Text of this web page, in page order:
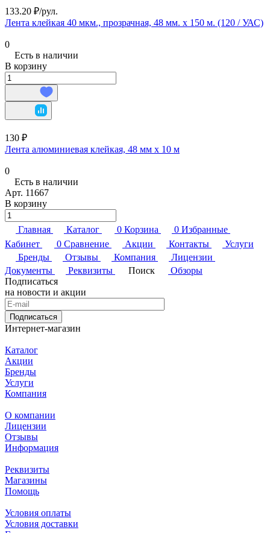
133.20 ₽/рул.
Лента клейкая 40 мкм., прозрачная, 48 мм. х 150 м. (120 / УАС)
0
Есть в наличии
В корзину
130 ₽
Лента алюминиевая клейкая, 48 мм х 10 м
0
Есть в наличии
Арт. 11667
В корзину
Главная Каталог 0 Корзина 0 Избранные
Кабинет
0 Сравнение Акции Контакты
Услуги
Бренды
Отзывы Компания
Лицензии
Документы
Реквизиты Поиск
Обзоры
Подписаться
на новости и акции
Подписаться
Интернет-магазин
Каталог
Акции
Бренды
Услуги
Компания
О компании
Лицензии
Отзывы
Информация
Реквизиты
Магазины
Помощь
Условия оплаты
Условия доставки